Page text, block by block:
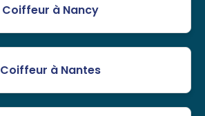
Coiffeur à Nancy
Coiffeur à Nantes